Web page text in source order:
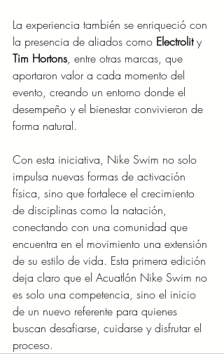
La experiencia también se enriqueció con
la presencia de aliados como Electrolit y
Tim Hortons, entre otras marcas, que
aportaron valor a cada momento del
evento, creando un entorno donde el
desempeño y el bienestar convivieron de
forma natural.
Con esta iniciativa, Nike Swim no solo
impulsa nuevas formas de activación
física, sino que fortalece el crecimiento
de disciplinas como la natación,
conectando con una comunidad que
encuentra en el movimiento una extensión
de su estilo de vida. Esta primera edición
deja claro que el Acuatlón Nike Swim no
es solo una competencia, sino el inicio
de un nuevo referente para quienes
buscan desafiarse, cuidarse y disfrutar el
proceso.